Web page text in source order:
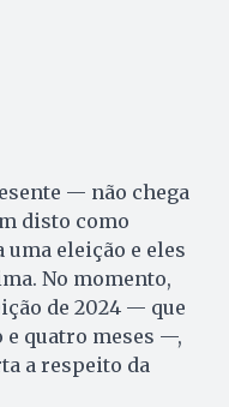
— não chega
disto como
eleição e eles
No momento,
de 2024 — que
e quatro meses —,
a respeito da